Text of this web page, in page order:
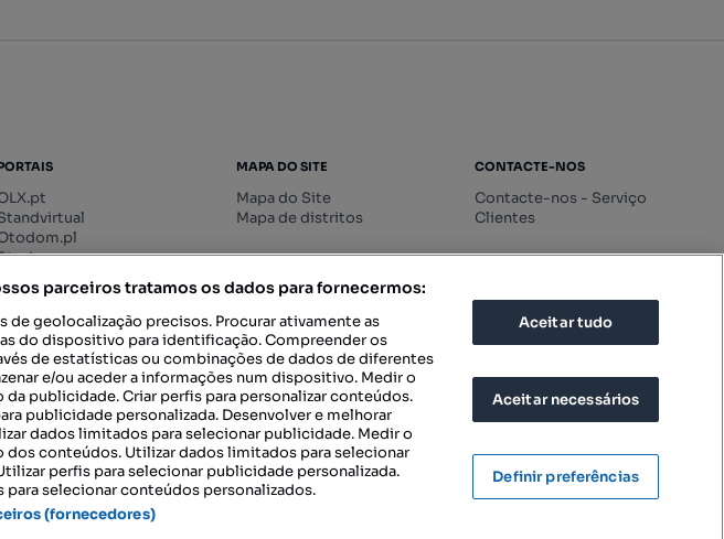
MAPA DO SITE
Mapa do Site
Mapa de distritos
CONTACTE-NOS
Contacte-nos - Serviço
Clientes
NA:
POLÍTICA DE PRIVACIDADE CONFIGURAÇÕES DE PRIVACIDADE
parceiros tratamos os dados para fornecermos:
de geolocalização precisos. Procurar ativamente as
do dispositivo para identificação. Compreender os
de estatísticas ou combinações de dados de diferentes
e/ou aceder a informações num dispositivo. Medir o
da publicidade. Criar perfis para personalizar conteúdos.
publicidade personalizada. Desenvolver e melhorar
dados limitados para selecionar publicidade. Medir o
dos conteúdos. Utilizar dados limitados para selecionar
perfis para selecionar publicidade personalizada.
para selecionar conteúdos personalizados.
(fornecedores)
Aceitar tudo
Aceitar necessários
Definir preferências